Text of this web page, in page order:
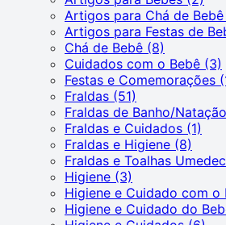
Artigos para Chá de Bebê
Artigos para Festas de
Chá de Bebê (8)
Cuidados com o Bebê (3)
Festas e Comemorações
Fraldas (51)
Fraldas de Banho/Natação
Fraldas e Cuidados (1)
Fraldas e Higiene (8)
Fraldas e Toalhas
Higiene (3)
Higiene e Cuidado com o
Higiene e Cuidado do